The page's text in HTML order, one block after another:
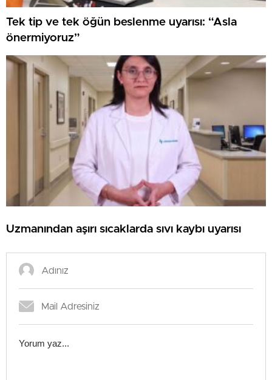
Tek tip ve tek öğün beslenme uyarısı: “Asla
önermiyoruz”
Uzmanından aşırı sıcaklarda sıvı kaybı uyarısı